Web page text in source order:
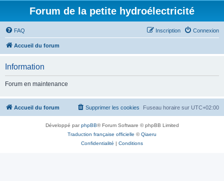
Forum de la petite hydroélectricité
FAQ Connexion
Inscription
Accueil du forum
Information
Forum en maintenance
Accueil du forum Fuseau horaire sur UTC+02:00
Supprimer les cookies
Développé parphpBB® Forum Software © phpBB Limited
Traduction française officielle ©Qiaeru
Confidentialité | Conditions